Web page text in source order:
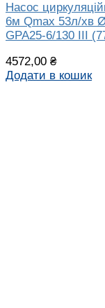
Насос
6м Qmax 53л/хв
GPA25-6/130 III
4572,00 ₴
Додати в кошик